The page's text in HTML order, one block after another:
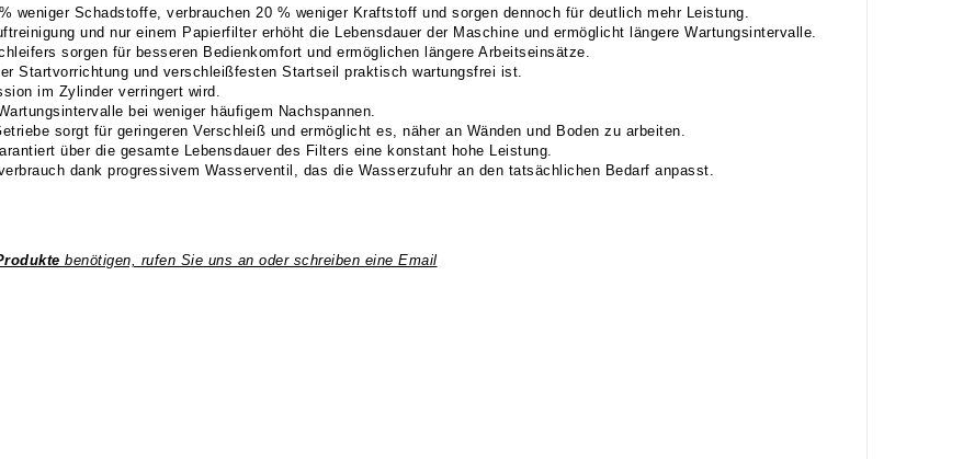
weniger Schadstoffe, verbrauchen 20 % weniger Kraftstoff und sorgen dennoch für deutlich mehr Leistung.
und nur einem Papierfilter erhöht die Lebensdauer der Maschine und ermöglicht längere Wartungsintervalle.
sorgen für besseren Bedienkomfort und ermöglichen längere Arbeitseinsätze.
Startvorrichtung und verschleißfesten Startseil praktisch wartungsfrei ist.
im Zylinder verringert wird.
bei weniger häufigem Nachspannen.
sorgt für geringeren Verschleiß und ermöglicht es, näher an Wänden und Boden zu arbeiten.
über die gesamte Lebensdauer des Filters eine konstant hohe Leistung.
dank progressivem Wasserventil, das die Wasserzufuhr an den tatsächlichen Bedarf anpasst.
benötigen, rufen Sie uns an oder schreiben eine Email